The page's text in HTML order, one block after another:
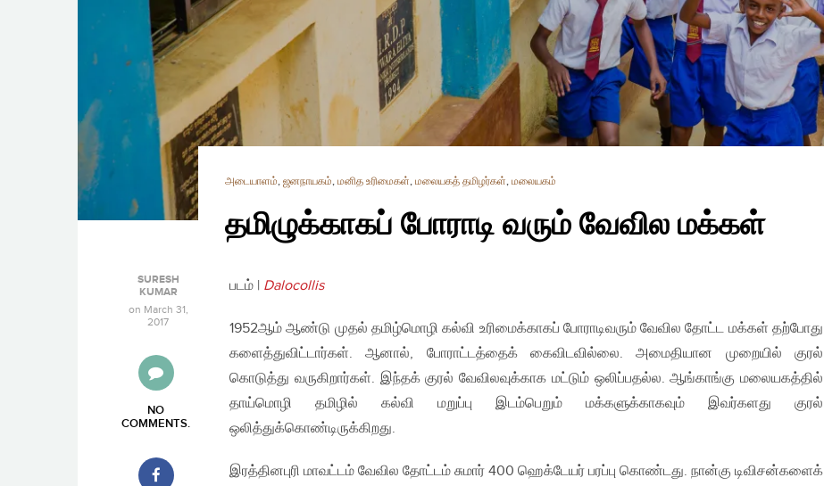
அடையாளம், ஜனநாயகம், மனித உரிமைகள், மலையகத் தமிழர்கள், மலையகம்
தமிழுக்காகப் போராடி வரும் வேவில மக்கள்
SURESH
KUMAR
on March 31,
2017
NO
COMMENTS.
படம் | Dalocollis
1952ஆம் ஆண்டு முதல் தமிழ்மொழி கல்வி உரிமைக்காகப் போராடிவரும் வேவில தோட்ட மக்கள் தற்போது
களைத்துவிட்டார்கள். ஆனால், போராட்டத்தைக் கைவிடவில்லை. அமைதியான முறையில் குரல்
கொடுத்து வருகிறார்கள். இந்தக் குரல் வேவிலவுக்காக மட்டும் ஒலிப்பதல்ல. ஆங்காங்கு மலையகத்தில்
தாய்மொழி தமிழில் கல்வி மறுப்பு இடம்பெறும் மக்களுக்காகவும் இவர்களது குரல்
ஒலித்துக்கொண்டிருக்கிறது.
இரத்தினபுரி மாவட்டம் வேவில தோட்டம் சுமார் 400 ஹெக்டேயர் பரப்பு கொண்டது. நான்கு டிவிசன்களைக்